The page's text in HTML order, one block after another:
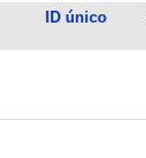
ID único